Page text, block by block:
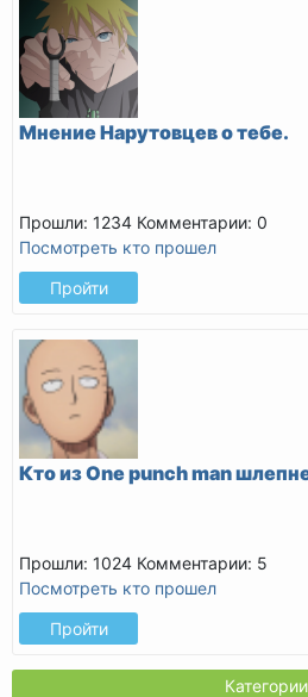
Мнение Нарутовцев о тебе.
Прошли: 1234 Комментарии: 0
Посмотреть кто прошел
Пройти
Кто из One punch man
Прошли: 1024 Комментарии: 5
Посмотреть кто прошел
Пройти
Категории